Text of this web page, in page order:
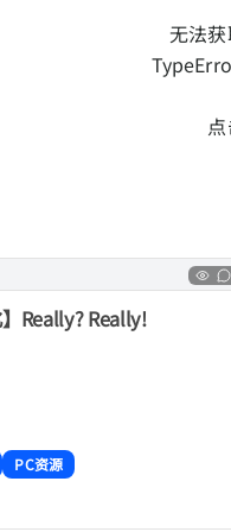
无法
Really? Really!
PC资源